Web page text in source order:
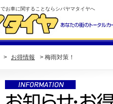
お車に関することならシバヤマタイヤへ
> お得情報 > 梅雨対策！